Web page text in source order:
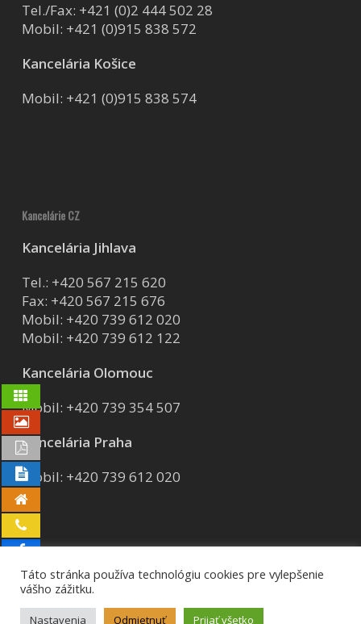
Tel./Fax: +421 (0)2 444 502 28
Mobil: +421 (0)915 838 572
Kancelária Košice
Mobil: +421 (0)915 838 574
Kancelárie CZ
Kancelária Jihlava
Tel.: +420 567 215 620
Fax: +420 567 215 676
Mobil: +420 739 612 020
Mobil: +420 739 612 122
Kancelária Olomouc
Mobil: +420 739 354 507
Kancelária Praha
Mobil: +420 739 612 020
© 2026 AVG group a.s..
Táto stránka používa technológiu cookies pre vylepšenie
vášho zážitku.
Nastavenia Odmietnuť Prijať všetko